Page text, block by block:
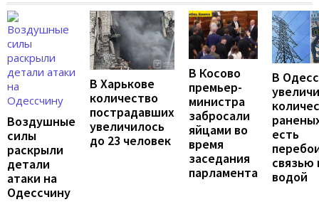
Воздушные
силы
раскрыли
детали
атаки на
Одессчину
В Харькове
количество
пострадавших
увеличилось
до 23 человек
В Косово
премьер-
министра
забросали
яйцами во
время
заседания
парламента
В
есть
связью
водой